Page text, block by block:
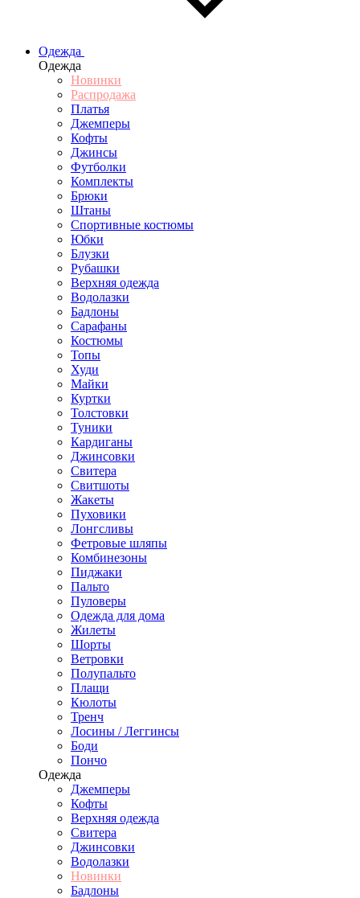
Одежда
Одежда
Новинки
Распродажа
Платья
Джемперы
Кофты
Джинсы
Футболки
Комплекты
Брюки
Штаны
Спортивные костюмы
Юбки
Блузки
Рубашки
Верхняя одежда
Водолазки
Бадлоны
Сарафаны
Костюмы
Топы
Худи
Майки
Куртки
Толстовки
Туники
Кардиганы
Джинсовки
Свитера
Свитшоты
Жакеты
Пуховики
Лонгсливы
Фетровые шляпы
Комбинезоны
Пиджаки
Пальто
Пуловеры
Одежда для дома
Жилеты
Шорты
Ветровки
Полупальто
Плащи
Кюлоты
Тренч
Лосины / Леггинсы
Боди
Пончо
Одежда
Джемперы
Кофты
Верхняя одежда
Свитера
Джинсовки
Водолазки
Новинки
Бадлоны